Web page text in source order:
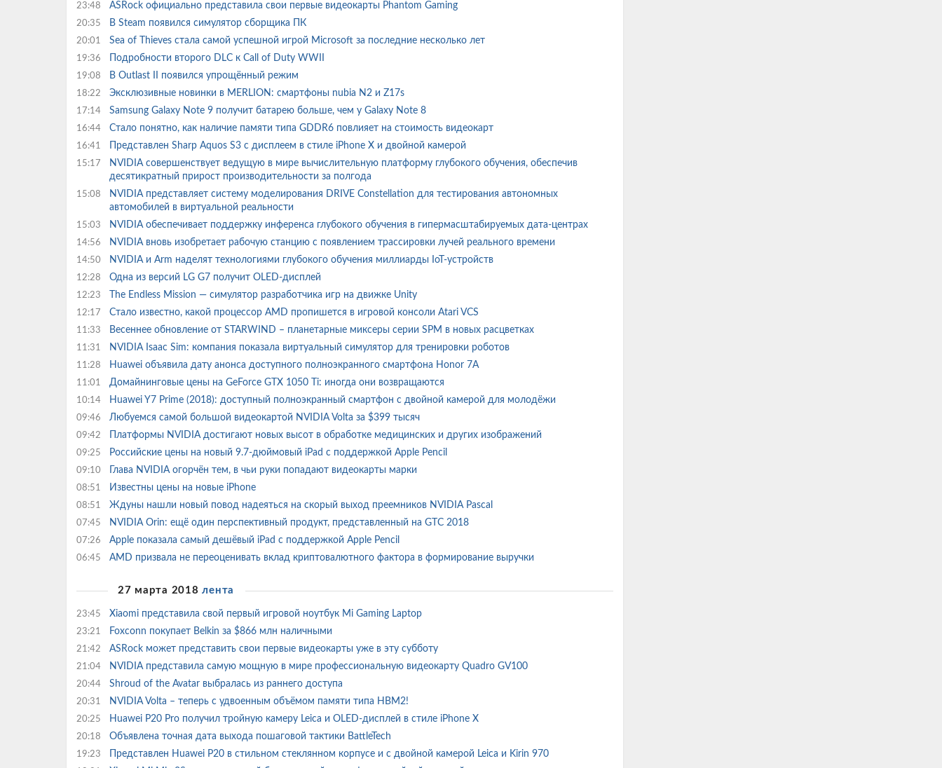
23:48 ASRock официально представила свои первые видеокарты Phantom Gaming
20:35 В Steam появился симулятор сборщика ПК
20:01 Sea of Thieves стала самой успешной игрой Microsoft за последние несколько лет
19:36 Подробности второго DLC к Call of Duty WWII
19:08 В Outlast II появился упрощённый режим
18:22 Эксклюзивные новинки в MERLION: смартфоны nubia N2 и Z17s
17:14 Samsung Galaxy Note 9 получит батарею больше, чем у Galaxy Note 8
16:44 Стало понятно, как наличие памяти типа GDDR6 повлияет на стоимость видеокарт
16:41 Представлен Sharp Aquos S3 с дисплеем в стиле iPhone X и двойной камерой
15:17
NVIDIA совершенствует ведущую в мире вычислительную платформу глубокого обучения, обеспечив
десятикратный прирост производительности за полгода
15:08
NVIDIA представляет систему моделирования DRIVE Constellation для тестирования автономных
автомобилей в виртуальной реальности
15:03 NVIDIA обеспечивает поддержку инференса глубокого обучения в гипермасштабируемых дата-центрах
14:56 NVIDIA вновь изобретает рабочую станцию с появлением трассировки лучей реального времени
14:50 NVIDIA и Arm наделят технологиями глубокого обучения миллиарды IoT-устройств
12:28 Одна из версий LG G7 получит OLED-дисплей
12:23 The Endless Mission — симулятор разработчика игр на движке Unity
12:17 Стало известно, какой процессор AMD пропишется в игровой консоли Atari VCS
11:33 Весеннее обновление от STARWIND – планетарные миксеры серии SPM в новых расцветках
11:31 NVIDIA Isaac Sim: компания показала виртуальный симулятор для тренировки роботов
11:28 Huawei объявила дату анонса доступного полноэкранного смартфона Honor 7A
11:01 Домайнинговые цены на GeForce GTX 1050 Ti: иногда они возвращаются
10:14 Huawei Y7 Prime (2018): доступный полноэкранный смартфон с двойной камерой для молодёжи
09:46 Любуемся самой большой видеокартой NVIDIA Volta за $399 тысяч
09:42 Платформы NVIDIA достигают новых высот в обработке медицинских и других изображений
09:25 Российские цены на новый 9.7-дюймовый iPad с поддержкой Apple Pencil
09:10 Глава NVIDIA огорчён тем, в чьи руки попадают видеокарты марки
08:51 Известны цены на новые iPhone
08:51 Ждуны нашли новый повод надеяться на скорый выход преемников NVIDIA Pascal
07:45 NVIDIA Orin: ещё один перспективный продукт, представленный на GTC 2018
07:26 Apple показала самый дешёвый iPad с поддержкой Apple Pencil
06:45 AMD призвала не переоценивать вклад криптовалютного фактора в формирование выручки
27 марта 2018лента
23:45 Xiaomi представила свой первый игровой ноутбук Mi Gaming Laptop
23:21 Foxconn покупает Belkin за $866 млн наличными
21:42 ASRock может представить свои первые видеокарты уже в эту субботу
21:04 NVIDIA представила самую мощную в мире профессиональную видеокарту Quadro GV100
20:44 Shroud of the Avatar выбралась из раннего доступа
20:31 NVIDIA Volta – теперь с удвоенным объёмом памяти типа HBM2!
20:25 Huawei P20 Pro получил тройную камеру Leica и OLED-дисплей в стиле iPhone X
20:18 Объявлена точная дата выхода пошаговой тактики BattleTech
19:23 Представлен Huawei P20 в стильном стеклянном корпусе и с двойной камерой Leica и Kirin 970